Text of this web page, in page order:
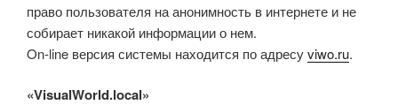
право пользователя на анонимность в интернете и не
собирает никакой информации о нем.
On-line версия системы находится по адресуviwo.ru.
«VisualWorld.local»